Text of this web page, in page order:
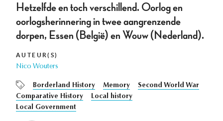
Hetzelfde en toch verschillend. Oorlog en
oorlogsherinnering in twee aangrenzende
dorpen, Essen (België) en Wouw (Nederland).
AUTEUR(S)
Nico Wouters
Borderland History Memory
Second World War
Comparative History
Local history
Local Government